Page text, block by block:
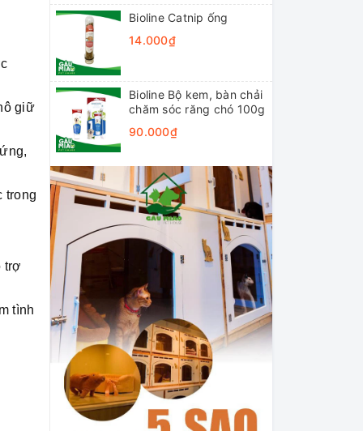
giữ
trong
trợ
tình
Bioline Catnip ống
14.000₫
Bioline Bộ kem, bàn chải
chăm sóc răng chó 100g
90.000₫